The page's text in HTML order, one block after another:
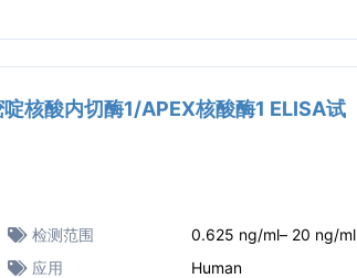
核酸内切酶1/APEX核酸酶1 ELISA试
检测范围
0.625 ng/ml– 20 ng/ml
应用
Human